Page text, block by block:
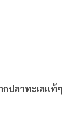
ปลาทะเลแท้ๆ